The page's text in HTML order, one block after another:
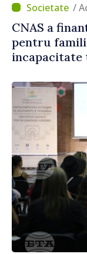
/
CNAS a
pentru
incapacitate